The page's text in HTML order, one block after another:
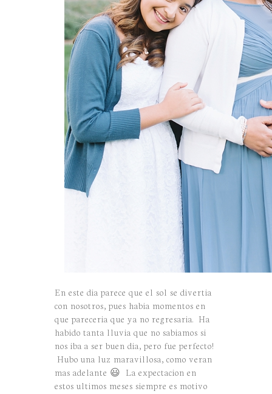
En este dia parece que el sol se divertia
con nosotros, pues habia momentos en
que pareceria que ya no regresaria. Ha
habido tanta lluvia que no sabiamos si
nos iba a ser buen dia, pero fue perfecto!
Hubo una luz maravillosa, como veran
mas adelante 😃 La expectacion en
estos ultimos meses siempre es motivo